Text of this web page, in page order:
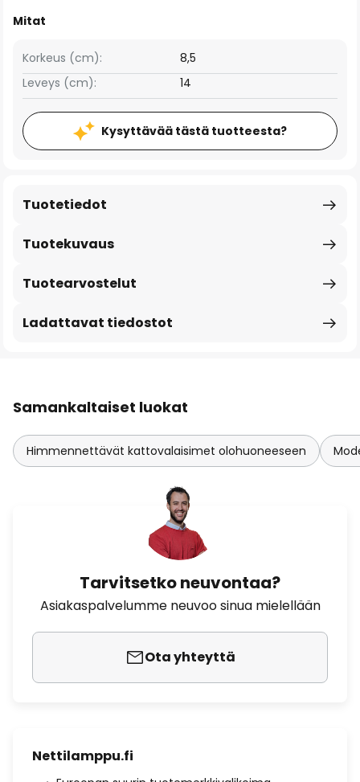
Mitat
Leveys (cm): 14
Korkeus (cm): 8,5
Kysyttävää tästä tuotteesta?
Tuotekuvaus
Tuotetiedot
Tuotearvostelut
Ladattavat tiedostot
Samankaltaiset luokat
Himmennettävät kattovalaisimet olohuoneeseen
Tarvitsetko neuvontaa?
Asiakaspalvelumme neuvoo sinua mielellään
Ota yhteyttä
Nettilamppu.fi